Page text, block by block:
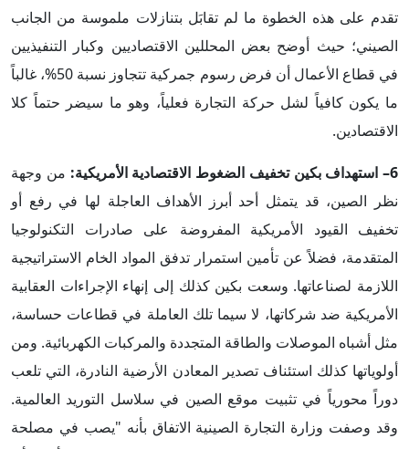
تقدم على هذه الخطوة ما لم تقابَل بتنازلات ملموسة من الجانب
الصيني؛ حيث أوضح بعض المحللين الاقتصاديين وكبار التنفيذيين
في قطاع الأعمال أن فرض رسوم جمركية تتجاوز نسبة 50%، غالباً
ما يكون كافياً لشل حركة التجارة فعلياً، وهو ما سيضر حتماً كلا
الاقتصادين.
6– استهداف بكين تخفيف الضغوط الاقتصادية الأمريكية:
من وجهة
نظر الصين، قد يتمثل أحد أبرز الأهداف العاجلة لها في رفع أو
تخفيف القيود الأمريكية المفروضة على صادرات التكنولوجيا
المتقدمة، فضلاً عن تأمين استمرار تدفق المواد الخام الاستراتيجية
اللازمة لصناعاتها. وسعت بكين كذلك إلى إنهاء الإجراءات العقابية
الأمريكية ضد شركاتها، لا سيما تلك العاملة في قطاعات حساسة،
مثل أشباه الموصلات والطاقة المتجددة والمركبات الكهربائية. ومن
أولوياتها كذلك استئناف تصدير المعادن الأرضية النادرة، التي تلعب
دوراً محورياً في تثبيت موقع الصين في سلاسل التوريد العالمية.
وقد وصفت وزارة التجارة الصينية الاتفاق بأنه "يصب في مصلحة